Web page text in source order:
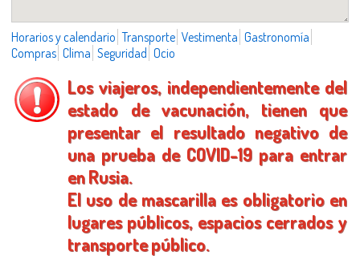
Horarios y calendario Transporte Vestimenta Gastronomía
Compras Clima Seguridad Ocio
Los viajeros, independientemente del
estado de vacunación, tienen que
presentar el resultado negativo de
una prueba de COVID-19 para entrar
en Rusia.
El uso de mascarilla es obligatorio en
lugares públicos, espacios cerrados y
transporte público.